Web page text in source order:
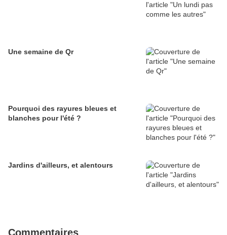
Une semaine de Qr
Pourquoi des rayures bleues et
blanches pour l'été ?
Jardins d'ailleurs, et alentours
Commentaires